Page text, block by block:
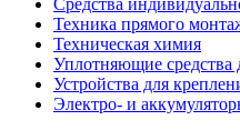
Техника прямого
Техническая химия
Уплотняющие средства
Устройства для
Электро- и